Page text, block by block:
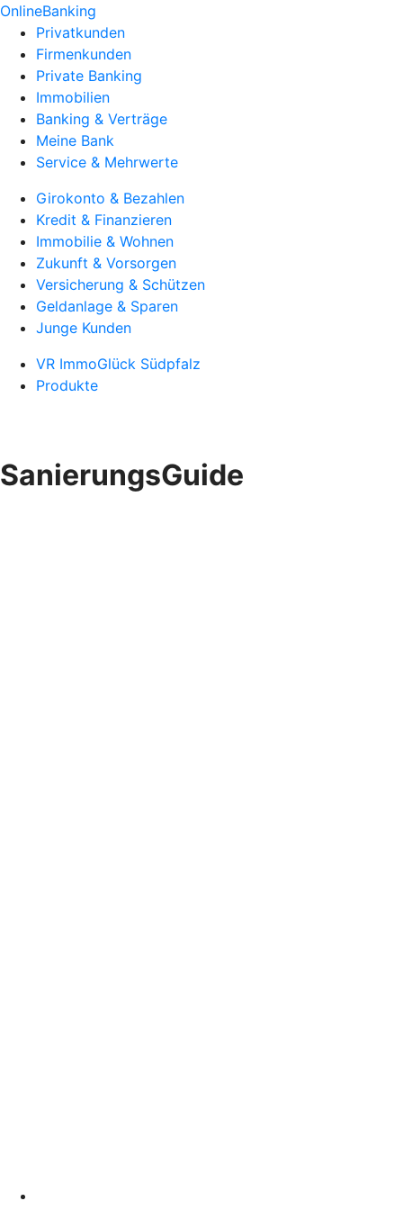
OnlineBanking
Privatkunden
Firmenkunden
Private Banking
Immobilien
Banking & Verträge
Meine Bank
Service & Mehrwerte
Girokonto & Bezahlen
Kredit & Finanzieren
Immobilie & Wohnen
Zukunft & Vorsorgen
Versicherung & Schützen
Geldanlage & Sparen
Junge Kunden
VR ImmoGlück Südpfalz
Produkte
SanierungsGuide